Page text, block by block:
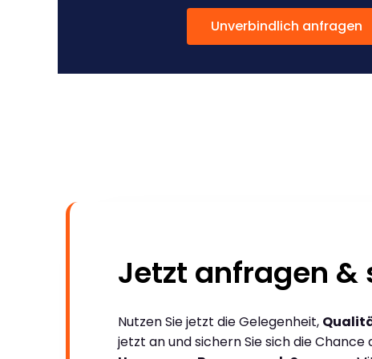
Unverbindlich anfragen
Jetzt anfragen &
Nutzen Sie jetzt die Gelegenheit,
jetzt an und sichern Sie sich die Chance